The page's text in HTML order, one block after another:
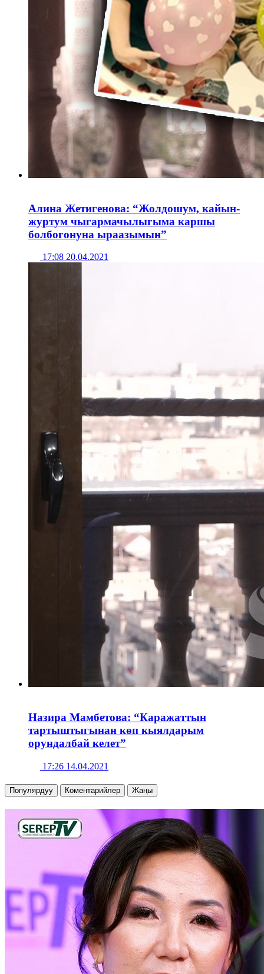
Алина Жетигенова: “Жолдошум, кайын-
журтум чыгармачылыгыма каршы
болбогонуна ыраазымын”
17:08 20.04.2021
Назира Мамбетова: “Каражаттын
тартыштыгынан көп кыялдарым
орундалбай келет”
17:26 14.04.2021
Популярдуу Коментарийлер Жаңы